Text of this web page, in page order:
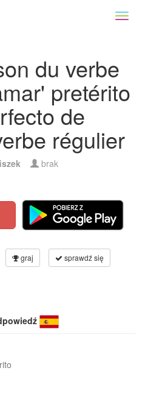
du verbe
pretérito
de
régulier
brak
graj sprawdź się